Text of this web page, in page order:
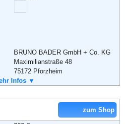
BRUNO BADER GmbH + Co. KG
Maximilianstraße 48
75172 Pforzheim
+49 (0) 1805 222 555
service@bader.de
AGB
Infos ▼
zum Shop